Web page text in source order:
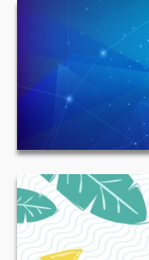
蓝色质感背景